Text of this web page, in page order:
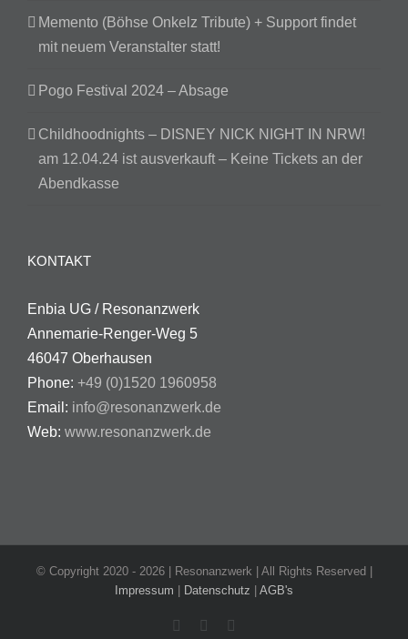
Memento (Böhse Onkelz Tribute) + Support findet
mit neuem Veranstalter statt!
Pogo Festival 2024 – Absage
Childhoodnights – DISNEY NICK NIGHT IN NRW!
am 12.04.24 ist ausverkauft – Keine Tickets an der
Abendkasse
KONTAKT
Enbia UG / Resonanzwerk
Annemarie-Renger-Weg 5
46047 Oberhausen
Phone: +49 (0)1520 1960958
Email: info@resonanzwerk.de
Web: www.resonanzwerk.de
© Copyright 2020 - 2026 | Resonanzwerk | All Rights Reserved |
Impressum | Datenschutz | AGB's
FacebookInstagram